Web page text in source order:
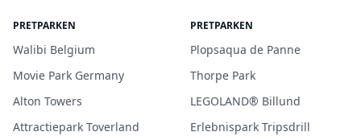
PRETPARKEN
Walibi Belgium
Movie Park Germany
Alton Towers
Attractiepark Toverland
PRETPARKEN
Plopsaqua de Panne
Thorpe Park
LEGOLAND® Billund
Erlebnispark Tripsdrill